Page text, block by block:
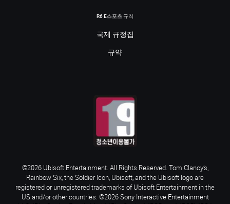
R6 E스포츠 규칙
국제 규정집
규약
©2026 Ubisoft Entertainment. All Rights Reserved. Tom Clancy’s,
Rainbow Six, the Soldier Icon, Ubisoft, and the Ubisoft logo are
registered or unregistered trademarks of Ubisoft Entertainment in the
US and/or other countries. ©2026 Sony Interactive Entertainment